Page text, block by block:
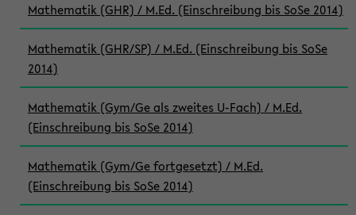
Mathematik (GHR) / M.Ed. (Einschreibung bis SoSe 2014)
Mathematik (GHR/SP) / M.Ed. (Einschreibung bis SoSe
2014)
Mathematik (Gym/Ge als zweites U-Fach) / M.Ed.
(Einschreibung bis SoSe 2014)
Mathematik (Gym/Ge fortgesetzt) / M.Ed.
(Einschreibung bis SoSe 2014)